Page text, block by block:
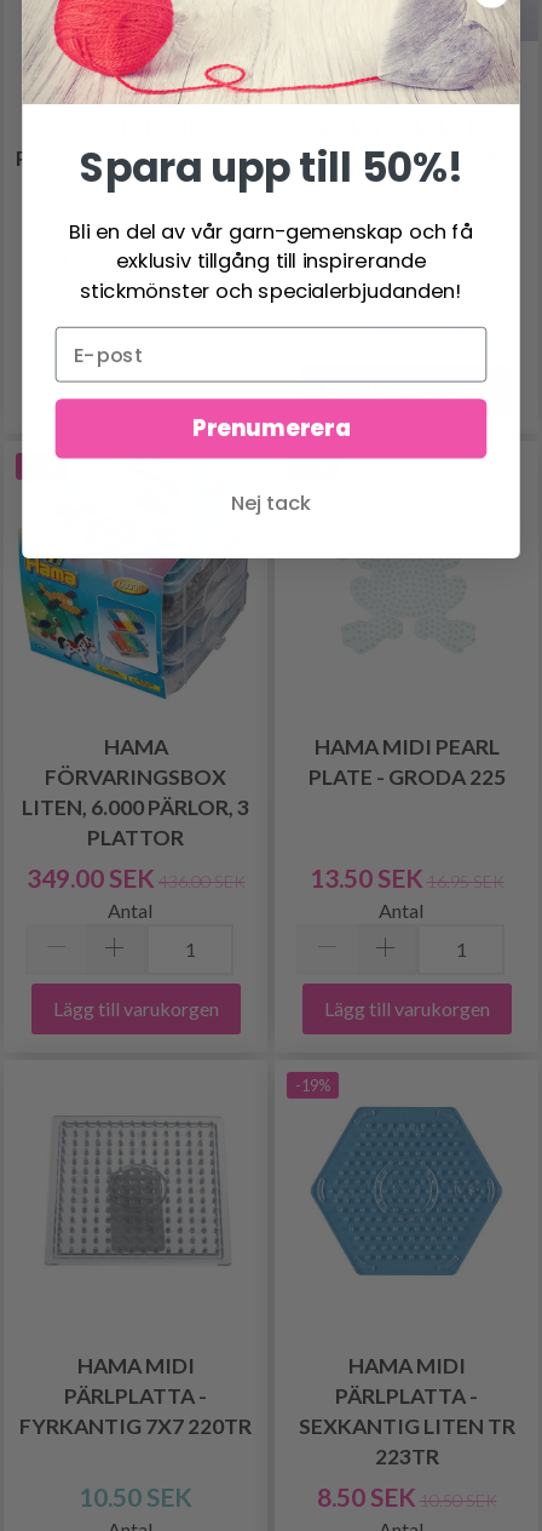
PÄRLPLATTA 298 FJÄRIL
10.95 SEK13.95 SEK
FYRKANT 7X7 CM
6.95 SEK8.95 SEK
Antal
Lägg till varukorgen
HAMA
FÖRVARINGSBOX
LITEN, 6.000 PÄRLOR, 3
PLATTOR
349.00 SEK 436.00 SEK
Antal
Lägg till varukorgen
HAMA MIDI PEARL
PLATE - GRODA 225
13.50 SEK 16.95 SEK
Antal
Lägg till varukorgen
HAMA MIDI
PÄRLPLATTA -
FYRKANTIG 7X7 220TR
10.50 SEK
-19%
HAMA MIDI
PÄRLPLATTA -
SEXKANTIG LITEN TR
223TR
8.50 SEK 10.50 SEK
Spara upp till 50%!
Bli en del av vår garn-gemenskap och få
exklusiv tillgång till inspirerande
stickmönster och specialerbjudanden!
Prenumerera
Nej tack